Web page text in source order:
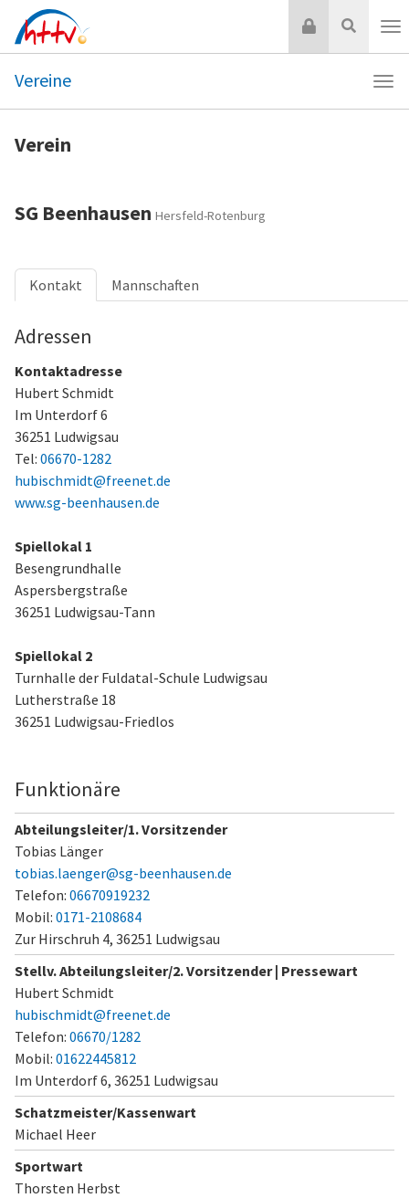
Inhalt
springen
Suche
Login
Vereine
Verein
SG Beenhausen Hersfeld-Rotenburg
Kontakt Mannschaften
Adressen
Kontaktadresse
Hubert Schmidt
Im Unterdorf 6
36251 Ludwigsau
Tel: 06670-1282
hubischmidt@freenet.de
www.sg-beenhausen.de
Spiellokal 1
Besengrundhalle
Aspersbergstraße
36251 Ludwigsau-Tann
Spiellokal 2
Turnhalle der Fuldatal-Schule Ludwigsau
Lutherstraße 18
36251 Ludwigsau-Friedlos
Funktionäre
Abteilungsleiter/1. Vorsitzender
Tobias Länger
tobias.laenger@sg-beenhausen.de
Telefon: 06670919232
Mobil: 0171-2108684
Zur Hirschruh 4, 36251 Ludwigsau
Stellv. Abteilungsleiter/2. Vorsitzender | Pressewart
Hubert Schmidt
hubischmidt@freenet.de
Telefon: 06670/1282
Mobil: 01622445812
Im Unterdorf 6, 36251 Ludwigsau
Schatzmeister/Kassenwart
Michael Heer
Sportwart
Thorsten Herbst